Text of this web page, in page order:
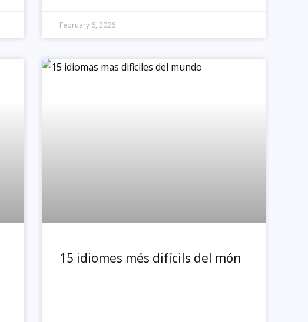
February 6, 2026
15 idiomes més difícils del món